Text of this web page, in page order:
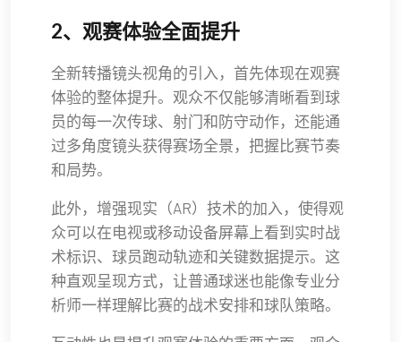
2、观赛体验全面提升
全新转播镜头视角的引入，首先体现在观赛
体验的整体提升。观众不仅能够清晰看到球
员的每一次传球、射门和防守动作，还能通
过多角度镜头获得赛场全景，把握比赛节奏
和局势。
此外，增强现实（AR）技术的加入，使得观
众可以在电视或移动设备屏幕上看到实时战
术标识、球员跑动轨迹和关键数据提示。这
种直观呈现方式，让普通球迷也能像专业分
析师一样理解比赛的战术安排和球队策略。